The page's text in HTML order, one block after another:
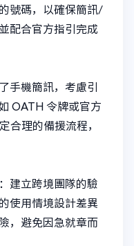
號碼，以確保簡訊/
配合官方指引完成
手機簡訊，考慮引
OATH 令牌或官方
合理的備援流程，
建立跨境團隊的驗
使用情境設計差異
，避免因急就章而